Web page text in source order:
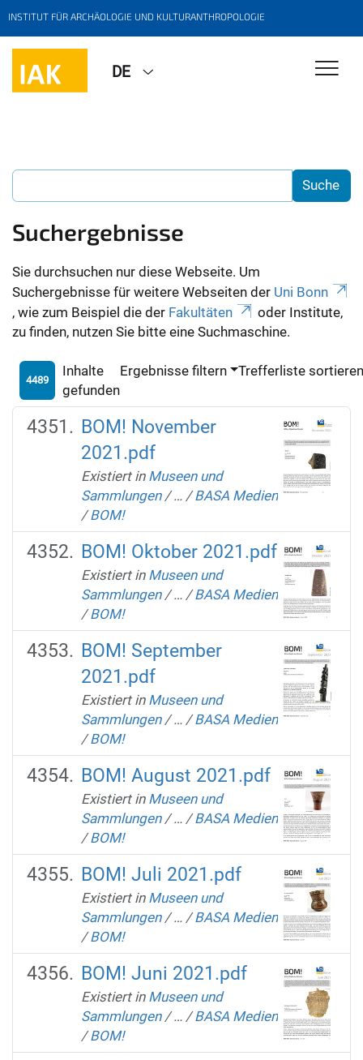
INSTITUT FÜR ARCHÄOLOGIE UND KULTURANTHROPOLOGIE
DE
Suchergebnisse
Sie durchsuchen nur diese Webseite. Um
Suchergebnisse für weitere Webseiten der Uni Bonn
, wie zum Beispiel die der Fakultäten
oder Institute,
zu finden, nutzen Sie bitte eine Suchmaschine.
4489
Inhalte
gefunden
Ergebnisse filtern Trefferliste
BOM! November
2021.pdf
Existiert in Museen und
Sammlungen /… /BASA Medien
/BOM!
BOM! Oktober 2021.pdf
Existiert in Museen und
Sammlungen /… /BASA Medien
/BOM!
BOM! September
2021.pdf
Existiert in Museen und
Sammlungen /… /BASA Medien
/BOM!
BOM! August 2021.pdf
Existiert in Museen und
Sammlungen /… /BASA Medien
/BOM!
BOM! Juli 2021.pdf
Existiert in Museen und
Sammlungen /… /BASA Medien
/BOM!
BOM! Juni 2021.pdf
Existiert in Museen und
Sammlungen /… /BASA Medien
/BOM!